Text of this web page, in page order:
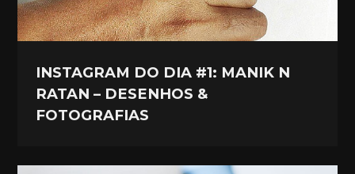
INSTAGRAM DO DIA #1: MANIK N
RATAN – DESENHOS &
FOTOGRAFIAS